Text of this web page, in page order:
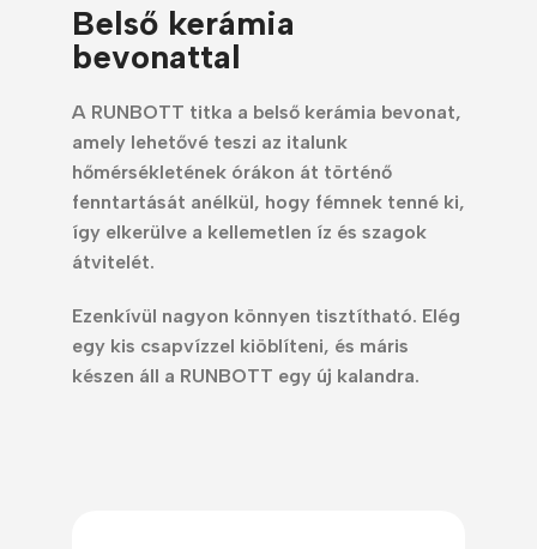
Belső kerámia
bevonattal
A RUNBOTT titka a belső kerámia bevonat,
amely lehetővé teszi az italunk
hőmérsékletének órákon át történő
fenntartását anélkül, hogy fémnek tenné ki,
így elkerülve a kellemetlen íz és szagok
átvitelét.
Ezenkívül nagyon könnyen tisztítható. Elég
egy kis csapvízzel kiöblíteni, és máris
készen áll a RUNBOTT egy új kalandra.